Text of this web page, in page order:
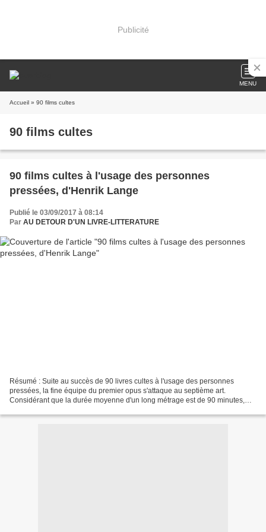
Publicité
MENU
Accueil » 90 films cultes
90 films cultes
90 films cultes à l'usage des personnes
pressées, d'Henrik Lange
Publié le 03/09/2017 à 08:14
Par AU DETOUR D'UN LIVRE-LITTERATURE
Résumé : Suite au succès de 90 livres cultes à l'usage des personnes
pressées, la fine équipe du premier opus s'attaque au septième art.
Considérant que la durée moyenne d'un long métrage est de 90 minutes,